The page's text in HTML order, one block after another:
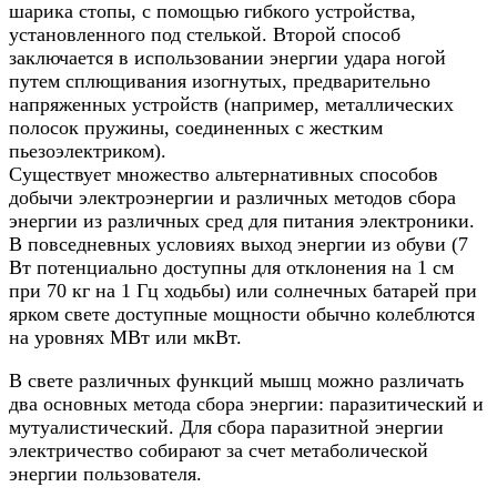
шарика стопы, с помощью гибкого устройства,
установленного под стелькой. Второй способ
заключается в использовании энергии удара ногой
путем сплющивания изогнутых, предварительно
напряженных устройств (например, металлических
полосок пружины, соединенных с жестким
пьезоэлектриком).
Существует множество альтернативных способов
добычи электроэнергии и различных методов сбора
энергии из различных сред для питания электроники.
В повседневных условиях выход энергии из обуви (7
Вт потенциально доступны для отклонения на 1 см
при 70 кг на 1 Гц ходьбы) или солнечных батарей при
ярком свете доступные мощности обычно колеблются
на уровнях МВт или мкВт.
В свете различных функций мышц можно различать
два основных метода сбора энергии: паразитический и
мутуалистический. Для сбора паразитной энергии
электричество собирают за счет метаболической
энергии пользователя.